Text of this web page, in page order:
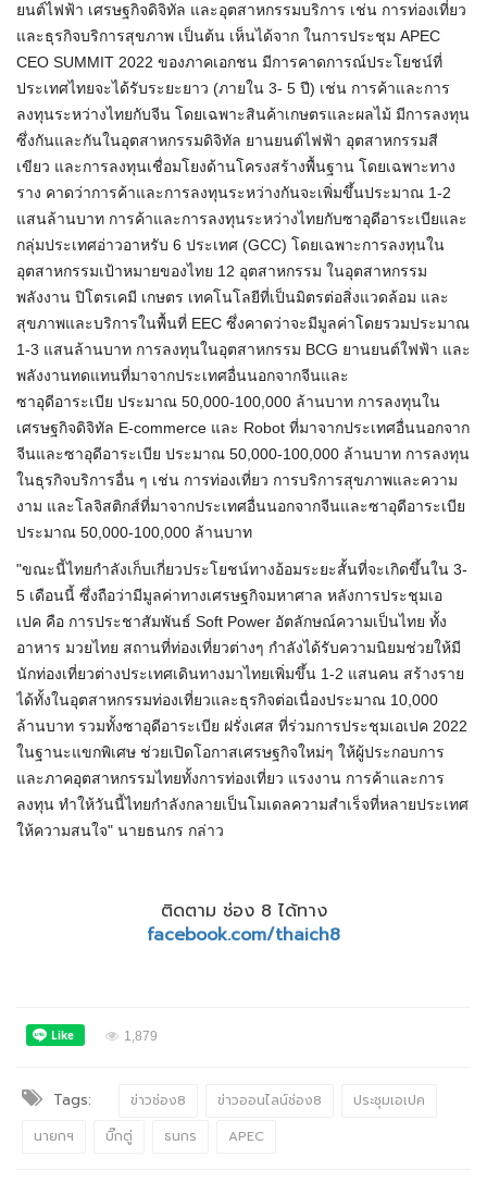
ยนต์ไฟฟ้า เศรษฐกิจดิจิทัล และอุตสาหกรรมบริการ เช่น การท่องเที่ยว
และธุรกิจบริการสุขภาพ เป็นต้น เห็นได้จาก ในการประชุม APEC
CEO SUMMIT 2022 ของภาคเอกชน มีการคาดการณ์ประโยชน์ที่
ประเทศไทยจะได้รับระยะยาว (ภายใน 3- 5 ปี) เช่น การค้าและการ
ลงทุนระหว่างไทยกับจีน โดยเฉพาะสินค้าเกษตรและผลไม้ มีการลงทุน
ซึ่งกันและกันในอุตสาหกรรมดิจิทัล ยานยนต์ไฟฟ้า อุตสาหกรรมสี
เขียว และการลงทุนเชื่อมโยงด้านโครงสร้างพื้นฐาน โดยเฉพาะทาง
ราง คาดว่าการค้าและการลงทุนระหว่างกันจะเพิ่มขึ้นประมาณ 1-2
แสนล้านบาท การค้าและการลงทุนระหว่างไทยกับซาอุดีอาระเบียและ
กลุ่มประเทศอ่าวอาหรับ 6 ประเทศ (GCC) โดยเฉพาะการลงทุนใน
อุตสาหกรรมเป้าหมายของไทย 12 อุตสาหกรรม ในอุตสาหกรรม
พลังงาน ปิโตรเคมี เกษตร เทคโนโลยีที่เป็นมิตรต่อสิ่งแวดล้อม และ
สุขภาพและบริการในพื้นที่ EEC ซึ่งคาดว่าจะมีมูลค่าโดยรวมประมาณ
1-3 แสนล้านบาท การลงทุนในอุตสาหกรรม BCG ยานยนต์ใฟฟ้า และ
พลังงานทดแทนที่มาจากประเทศอื่นนอกจากจีนและ
ซาอุดีอาระเบีย ประมาณ 50,000-100,000 ล้านบาท การลงทุนใน
เศรษฐกิจดิจิทัล E-commerce และ Robot ที่มาจากประเทศอื่นนอกจาก
จีนและซาอุดีอาระเบีย ประมาณ 50,000-100,000 ล้านบาท การลงทุน
ในธุรกิจบริการอื่น ๆ เช่น การท่องเที่ยว การบริการสุขภาพและความ
งาม และโลจิสติกส์ที่มาจากประเทศอื่นนอกจากจีนและซาอุดีอาระเบีย
ประมาณ 50,000-100,000 ล้านบาท
"ขณะนี้ไทยกำลังเก็บเกี่ยวประโยชน์ทางอ้อมระยะสั้นที่จะเกิดขึ้นใน 3-
5 เดือนนี้ ซึ่งถือว่ามีมูลค่าทางเศรษฐกิจมหาศาล หลังการประชุมเอ
เปค คือ การประชาสัมพันธ์ Soft Power อัตลักษณ์ความเป็นไทย ทั้ง
อาหาร มวยไทย สถานที่ท่องเที่ยวต่างๆ กำลังได้รับความนิยมช่วยให้มี
นักท่องเที่ยวต่างประเทศเดินทางมาไทยเพิ่มขึ้น 1-2 แสนคน สร้างราย
ได้ทั้งในอุตสาหกรรมท่องเที่ยวและธุรกิจต่อเนื่องประมาณ 10,000
ล้านบาท รวมทั้งซาอุดีอาระเบีย ฝรั่งเศส ที่ร่วมการประชุมเอเปค 2022
ในฐานะแขกพิเศษ ช่วยเปิดโอกาสเศรษฐกิจใหม่ๆ ให้ผู้ประกอบการ
และภาคอุตสาหกรรมไทยทั้งการท่องเที่ยว แรงงาน การค้าและการ
ลงทุน ทำให้วันนี้ไทยกำลังกลายเป็นโมเดลความสำเร็จที่หลายประเทศ
ให้ความสนใจ" นายธนกร กล่าว
ติดตาม ช่อง 8 ได้ทาง
facebook.com/thaich8
1,879
Tags: ข่าวช่อง8 ข่าวออนไลน์ช่อง8
ประชุมเอเปค
นายกฯ
บิ๊กตู่ ธนกร APEC